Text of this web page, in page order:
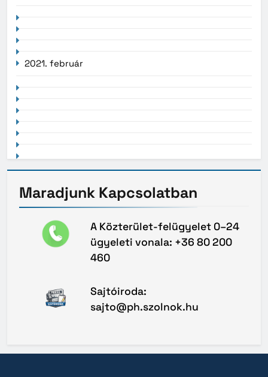
2021. február
Maradjunk Kapcsolatban
A Közterület-felügyelet 0–24
ügyeleti vonala: +36 80 200
460
Sajtóiroda:
sajto@ph.szolnok.hu